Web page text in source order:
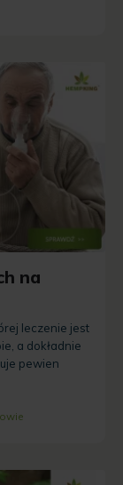
na
leczenie jest
a dokładnie
pewien